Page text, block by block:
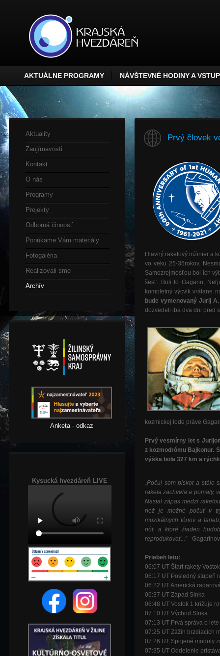
AKTUÁLNE PROGRAMY NÁVŠTEVNÉ HODINY A
Aktuality
Zaujímavosti
Kontakt
O nás
Programy
Projekty
Odborná činnosť
Ponúkame Vám materiály
Fotogaléria
Realizovali sme
Archív
Anketa - odkaz
Kysucká hvezdáreň LIVE
Prvý človek
Hlavný raketový inžinier a
vo veku 25-35rokov.
Samozrejmosťou bol ich
šesť. Boli to Gagarin,
kompletný výcvik vrátane
bude vymenovaný Jurij
dozvedeli iba dva dni pred
kozmickej lode práve
Prvý vesmírny let s
z kozmodrómu Bajkonur.
výška bola 327 km a
„Počul som piskot a stále
raketa zachvela a pomaly,
Nastal zápas medzi
než je možné počuť v
muzikálnych tónov a
nôt, a ktoré žiaden
reprodukovať...“ -
Priebeh letu:
06:07 UT Štart rakety
06:17 UT Posledný stupeň
06:22 UTAmerická
06:37 UT Západ Slnka
06:48 UT Vostok 1 križuje
07:10 UT Východ Slnka
07:13 UT Prvá správa o
07:25 UT Zážih brzdiacich
07:26 UT Spojené moduly
07:35 UT Oddelenie